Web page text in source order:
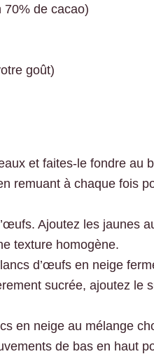
70% de cacao)
goût)
et faites-le fondre au
remuant à chaque fois
Ajoutez les jaunes
texture homogène.
d’œufs en neige
sucrée, ajoutez le
en neige au mélange
de bas en haut